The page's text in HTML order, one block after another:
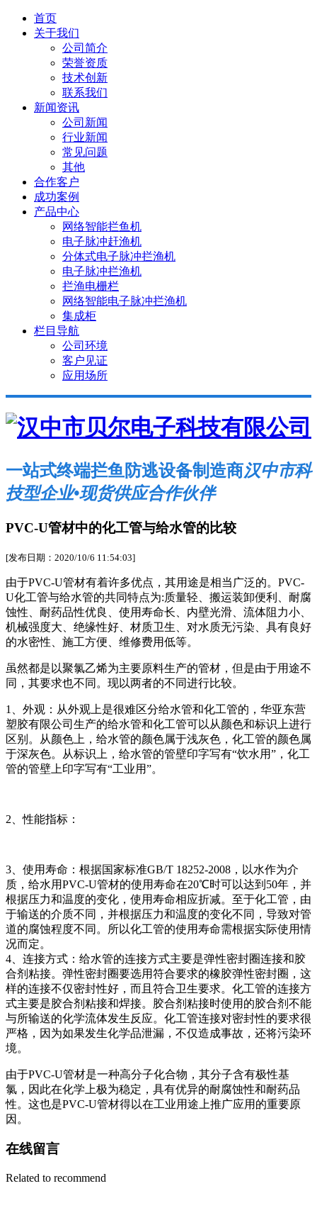
首页
关于我们
公司简介
荣誉资质
技术创新
联系我们
新闻资讯
公司新闻
行业新闻
常见问题
其他
合作客户
成功案例
产品中心
网络智能拦鱼机
电子脉冲赶渔机
分体式电子脉冲拦渔机
电子脉冲拦渔机
拦渔电栅栏
网络智能电子脉冲拦渔机
集成柜
栏目导航
公司环境
客户见证
应用场所
一站式终端拦鱼防逃设备制造商汉中市科
技型企业•现货供应合作伙伴
PVC-U管材中的化工管与给水管的比较
[发布日期：2020/10/6 11:54:03]
由于PVC-U管材有着许多优点，其用途是相当广泛的。PVC-
U化工管与给水管的共同特点为:质量轻、搬运装卸便利、耐腐
蚀性、耐药品性优良、使用寿命长、内壁光滑、流体阻力小、
机械强度大、绝缘性好、材质卫生、对水质无污染、具有良好
的水密性、施工方便、维修费用低等。
虽然都是以聚氯乙烯为主要原料生产的管材，但是由于用途不
同，其要求也不同。现以两者的不同进行比较。
1、外观：从外观上是很难区分给水管和化工管的，华亚东营
塑胶有限公司生产的给水管和化工管可以从颜色和标识上进行
区别。从颜色上，给水管的颜色属于浅灰色，化工管的颜色属
于深灰色。从标识上，给水管的管壁印字写有“饮水用”，化工
管的管壁上印字写有“工业用”。
2、性能指标：
3、使用寿命：根据国家标准GB/T 18252-2008，以水作为介
质，给水用PVC-U管材的使用寿命在20℃时可以达到50年，并
根据压力和温度的变化，使用寿命相应折减。至于化工管，由
于输送的介质不同，并根据压力和温度的变化不同，导致对管
道的腐蚀程度不同。所以化工管的使用寿命需根据实际使用情
况而定。
4、连接方式：给水管的连接方式主要是弹性密封圈连接和胶
合剂粘接。弹性密封圈要选用符合要求的橡胶弹性密封圈，这
样的连接不仅密封性好，而且符合卫生要求。化工管的连接方
式主要是胶合剂粘接和焊接。胶合剂粘接时使用的胶合剂不能
与所输送的化学流体发生反应。化工管连接对密封性的要求很
严格，因为如果发生化学品泄漏，不仅造成事故，还将污染环
境。
由于PVC-U管材是一种高分子化合物，其分子含有极性基
氯，因此在化学上极为稳定，具有优异的耐腐蚀性和耐药品
性。这也是PVC-U管材得以在工业用途上推广应用的重要原
因。
在线留言
Related to recommend